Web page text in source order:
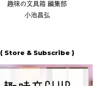
趣味の文具箱 編集部
小池昌弘
( Store & Subscribe )